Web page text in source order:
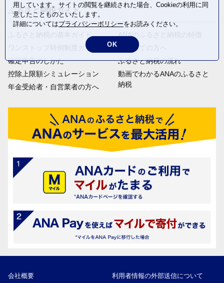
ふるさと納税ガイド
ふるさと納税の基本ガイド
ワンストップ特例制度ガイド
確定申告のしかた
控除上限額シミュレーション
年金受給者・自営業者の方へ
ANAのふるさと納税の特徴
はじめての方へ
ふるさと納税の流れ
動画でわかるANAのふるさと
納税
会社概要 利用者情報の外部送信について
用しています。サイトの閲覧を継続された場合、Cookieの利用に同
意したことものといたします。
詳細についてはプライバシーポリシーをお読みください。
OK